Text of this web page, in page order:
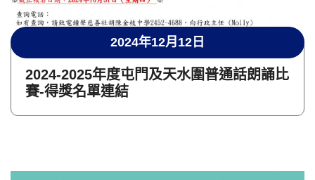
2024年12月12日
2024-2025年度屯門及天水圍普通話朗誦比
賽-得獎名單連結